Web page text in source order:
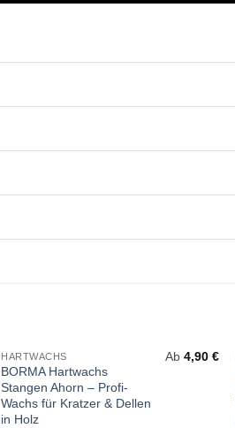
HARTWACHS
BORMA Hartwachs
Stangen Ahorn – Profi-
Wachs für Kratzer & Dellen
in Holz
Ab 4,90 €